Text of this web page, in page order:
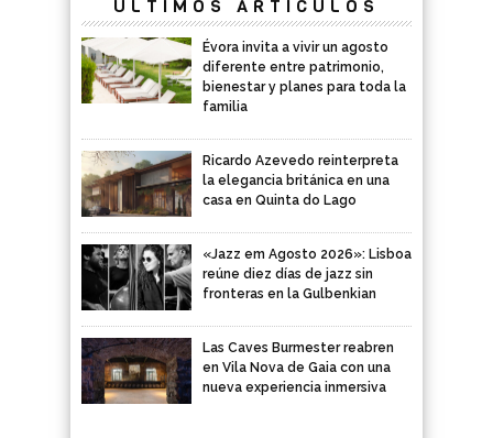
ÚLTIMOS ARTÍCULOS
Évora invita a vivir un agosto
diferente entre patrimonio,
bienestar y planes para toda la
familia
Ricardo Azevedo reinterpreta
la elegancia británica en una
casa en Quinta do Lago
«Jazz em Agosto 2026»: Lisboa
reúne diez días de jazz sin
fronteras en la Gulbenkian
Las Caves Burmester reabren
en Vila Nova de Gaia con una
nueva experiencia inmersiva